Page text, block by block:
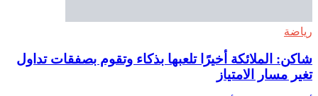
رياضة
شاكن: الملائكة أخيرًا تلعبها بذكاء وتقوم بصفقات تداول
تغير مسار الامتياز